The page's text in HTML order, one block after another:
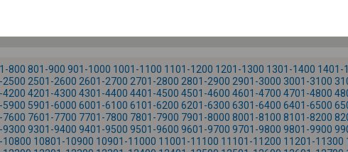
800 801-900 901-1000 1001-1100 1101-1200 1201-1300 1301-1400 1401-
2500 2501-2600 2601-2700 2701-2800 2801-2900 2901-3000 3001-3100
4200 4201-4300 4301-4400 4401-4500 4501-4600 4601-4700 4701-4800
5900 5901-6000 6001-6100 6101-6200 6201-6300 6301-6400 6401-6500
7600 7601-7700 7701-7800 7801-7900 7901-8000 8001-8100 8101-8200
9300 9301-9400 9401-9500 9501-9600 9601-9700 9701-9800 9801-9900
10800 10801-10900 10901-11000 11001-11100 11101-11200 11201-11300